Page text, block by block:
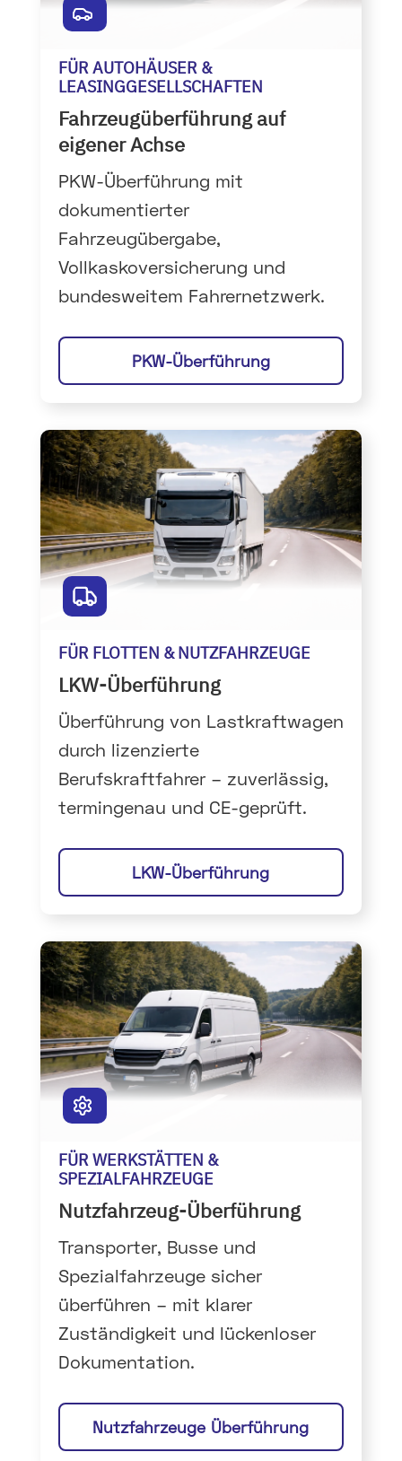
FÜR AUTOHÄUSER &
LEASINGGESELLSCHAFTEN
Fahrzeugüberführung auf
eigener Achse
PKW-Überführung mit
dokumentierter
Fahrzeugübergabe,
Vollkaskoversicherung und
bundesweitem Fahrernetzwerk.
PKW-Überführung
FÜR FLOTTEN & NUTZFAHRZEUGE
LKW-Überführung
Überführung von Lastkraftwagen
durch lizenzierte
Berufskraftfahrer – zuverlässig,
termingenau und CE-geprüft.
LKW-Überführung
FÜR WERKSTÄTTEN &
SPEZIALFAHRZEUGE
Nutzfahrzeug-Überführung
Transporter, Busse und
Spezialfahrzeuge sicher
überführen – mit klarer
Zuständigkeit und lückenloser
Dokumentation.
Nutzfahrzeuge Überführung